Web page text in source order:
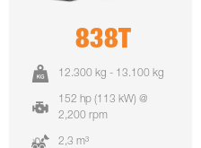
838T
12.300 kg - 13.100 kg
152 hp (113 kW) @
2,200 rpm
2,3 m³